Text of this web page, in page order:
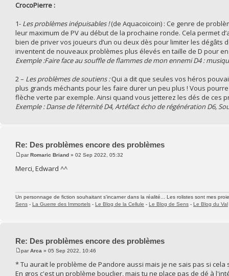
CrocoPierre :
1- Les problèmes inépuisables !(de Aquacoicoin) : Ce genre de
leur maximum de PV au début de la prochaine ronde. Cela permet
bien de priver vos joueurs d’un ou deux dès pour limiter les
inventent de nouveaux problèmes plus élevés en taille de D pour
Exemple :Faire face au souffle de flammes de mon ennemi D4 :
2 – Les problèmes de soutiens :Qui a dit que seules vos héros
plus grands méchants pour les faire durer un peu plus ! Vous
flèche verte par exemple. Ainsi quand vous jetterez les dés de ces
Exemple : Danse de l’éternité D4, Artéfact écho de régénération D6,
Re: Des problèmes encore des problèmes
parRomaric Briand » 02 Sep 2022, 05:32
Merci, Edward ^^
Un personnage de fiction souhaitant s'incarner dans la réalité... Les rolistes sont mes
Sens - La Guerre des Immortels - Le Blog de la Cellule - Le Blog de Sens - Le Blog du Val
Re: Des problèmes encore des problèmes
parArca » 05 Sep 2022, 10:46
* Tu aurait le problème de Pandore aussi mais je ne sais pas si
En gros c'est un problème bouclier, mais tu ne place pas de dé à